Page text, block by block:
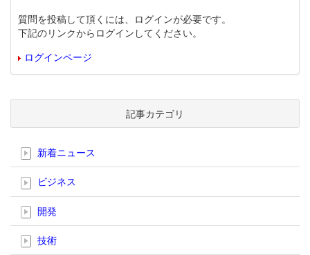
質問を投稿して頂くには、ログインが必要です。
下記のリンクからログインしてください。
ログインページ
記事カテゴリ
新着ニュース
ビジネス
開発
技術